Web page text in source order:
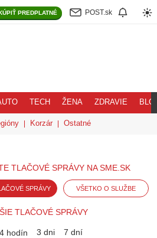
PREDPLATNÉ POST.sk
TECH ŽENA ZDRAVIE BLOG
Korzár Ostatné
TLAČOVÉ SPRÁVY NA SME.SK
SPRÁVY VŠETKO O SLUŽBE
TLAČOVÉ SPRÁVY
hodín 3 dni 7 dní